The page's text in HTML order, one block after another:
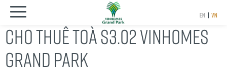
EN | VN
CHO THUÊ TOÀ S3.02 VINHOMES
GRAND PARK